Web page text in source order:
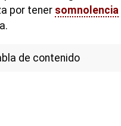
por tener somnolencia
de contenido